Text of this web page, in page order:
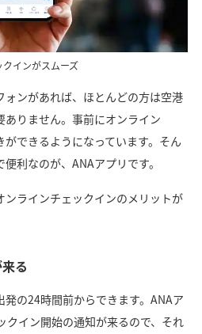
インがスムーズ
ンがあれば、ほとんどの方は空港
りません。事前にオンライン
できるようになっています。そん
利なのが、ANAアプリです。
ラインチェックインのメリットが
る
の24時間前からできます。ANAア
クイン開始の通知が来るので、それ